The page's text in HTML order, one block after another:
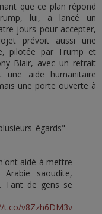
que ce plan répond
lui, a lancé un
jours pour accepter,
prévoit aussi une
pilotée par Trump et
Blair, avec un retrait
une aide humanitaire
une porte ouverte à
égards" -
aidé à mettre
saoudite,
Tant de gens se
t.co/v8Zzh6DM3v